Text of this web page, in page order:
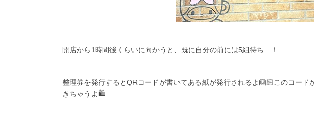
開店から1時間後くらいに向かうと、既に自分の前には5組待ち…！
整理券を発行するとQRコードが書いてある紙が発行されるよ🙆🏻️このコー
きちゃうよ🛍